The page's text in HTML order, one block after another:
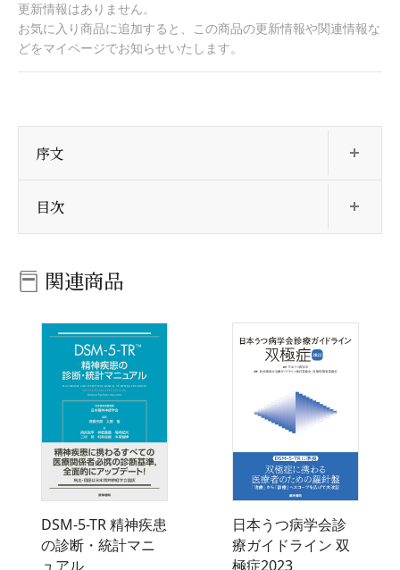
更新情報はありません。
お気に入り商品に追加すると、この商品の更新情報や関連情報な
どをマイページでお知らせいたします。
序文
目次
関連商品
DSM-5-TR 精神疾患
の診断・統計マニ
ュアル
日本うつ病学会診
療ガイドライン 双
極症2023